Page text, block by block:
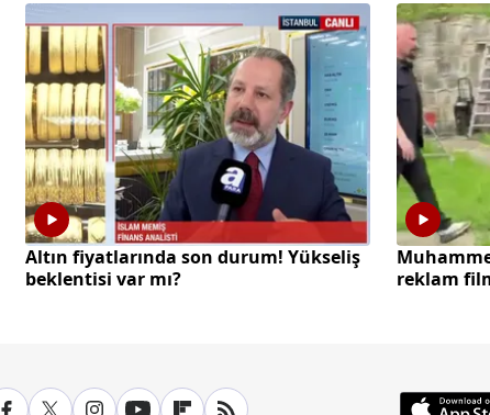
Altın fiyatlarında son durum! Yükseliş
beklentisi var mı?
reklam